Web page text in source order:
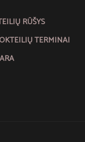
RŪŠYS
TERMINAI